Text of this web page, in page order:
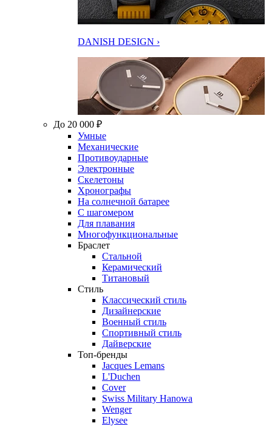
DANISH DESIGN ›
До 20 000 ₽
Умные
Механические
Противоударные
Электронные
Скелетоны
Хронографы
На солнечной батарее
С шагомером
Для плавания
Многофункциональные
Браслет
Стальной
Керамический
Титановый
Стиль
Классический стиль
Дизайнерские
Военный стиль
Спортивный стиль
Дайверские
Топ-бренды
Jacques Lemans
L'Duchen
Cover
Swiss Military Hanowa
Wenger
Elysee